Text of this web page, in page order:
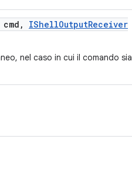
, IShellOutputReceiver
nel caso in cui il comando sia